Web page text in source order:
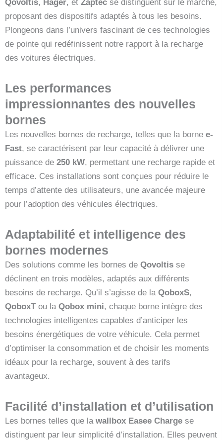
Qovoltis, Hager, et Zaptec se distinguent sur le marché,
proposant des dispositifs adaptés à tous les besoins.
Plongeons dans l’univers fascinant de ces technologies
de pointe qui redéfinissent notre rapport à la recharge
des voitures électriques.
Les performances
impressionnantes des nouvelles
bornes
Les nouvelles bornes de recharge, telles que la borne e-
Fast, se caractérisent par leur capacité à délivrer une
puissance de 250 kW, permettant une recharge rapide et
efficace. Ces installations sont conçues pour réduire le
temps d’attente des utilisateurs, une avancée majeure
pour l’adoption des véhicules électriques.
Adaptabilité et intelligence des
bornes modernes
Des solutions comme les bornes de Qovoltis se
déclinent en trois modèles, adaptés aux différents
besoins de recharge. Qu’il s’agisse de la QoboxS,
QoboxTou la Qobox mini, chaque borne intègre des
technologies intelligentes capables d’anticiper les
besoins énergétiques de votre véhicule. Cela permet
d’optimiser la consommation et de choisir les moments
idéaux pour la recharge, souvent à des tarifs
avantageux.
Facilité d’installation et d’utilisation
Les bornes telles que la wallbox Easee Charge se
distinguent par leur simplicité d’installation. Elles peuvent